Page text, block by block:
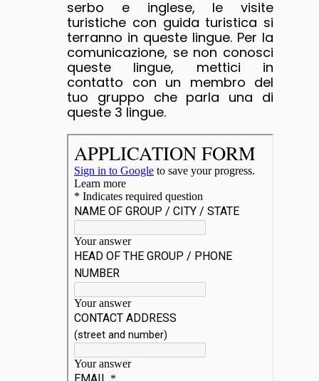
serbo e inglese, le visite
turistiche con guida turistica si
terranno in queste lingue. Per la
comunicazione, se non conosci
queste lingue, mettici in
contatto con un membro del
tuo gruppo che parla una di
queste 3 lingue.